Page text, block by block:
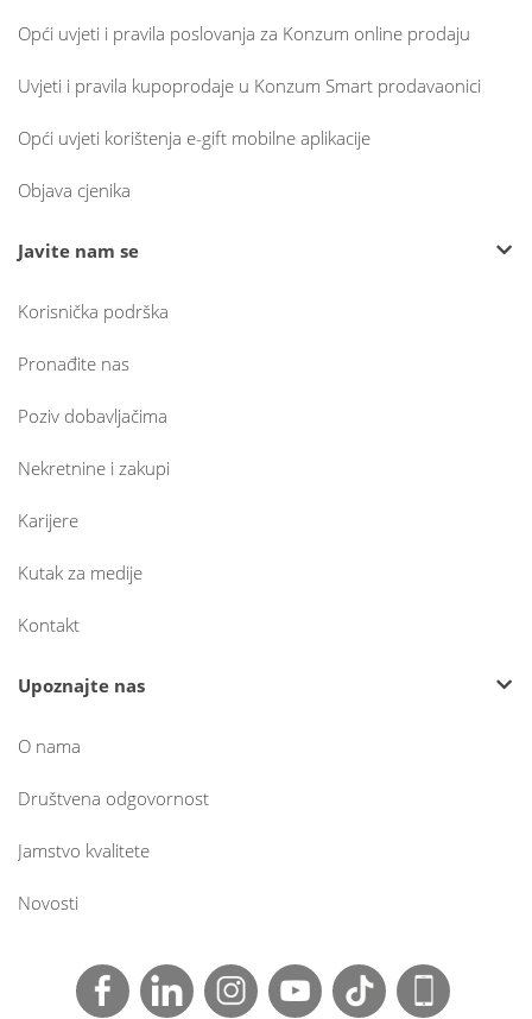
Opći uvjeti i pravila poslovanja za Konzum online prodaju
Uvjeti i pravila kupoprodaje u Konzum Smart prodavaonici
Opći uvjeti korištenja e-gift mobilne aplikacije
Objava cjenika
Javite nam se
Korisnička podrška
Pronađite nas
Poziv dobavljačima
Nekretnine i zakupi
Karijere
Kutak za medije
Kontakt
Upoznajte nas
O nama
Društvena odgovornost
Jamstvo kvalitete
Novosti